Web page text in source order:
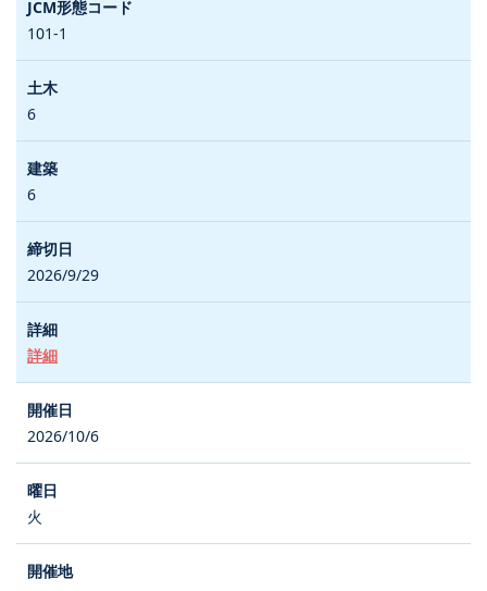
101-1
6
6
2026/9/29
詳細
2026/10/6
火